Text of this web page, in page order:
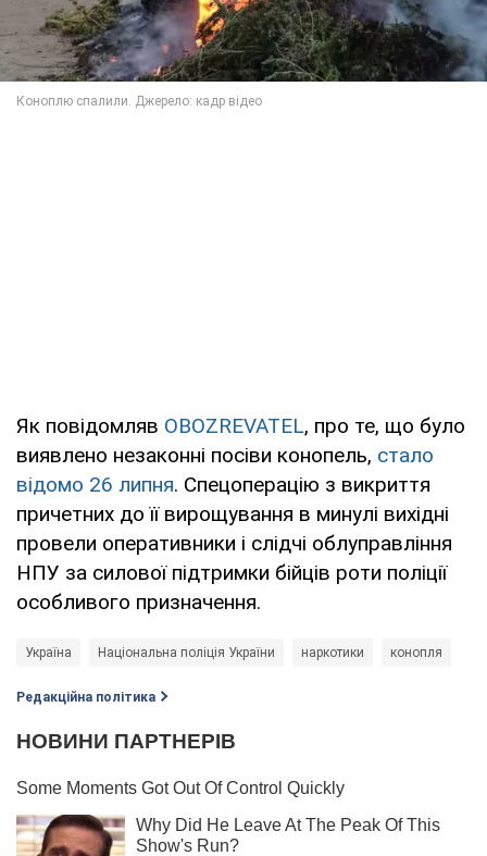
Як повідомляв OBOZREVATEL, про те, що було
виявлено незаконні посіви конопель, стало
відомо 26 липня. Спецоперацію з викриття
причетних до її вирощування в минулі вихідні
провели оперативники і слідчі облуправління
НПУ за силової підтримки бійців роти поліції
особливого призначення.
Україна Національна поліція України наркотики конопля
Редакційна політика